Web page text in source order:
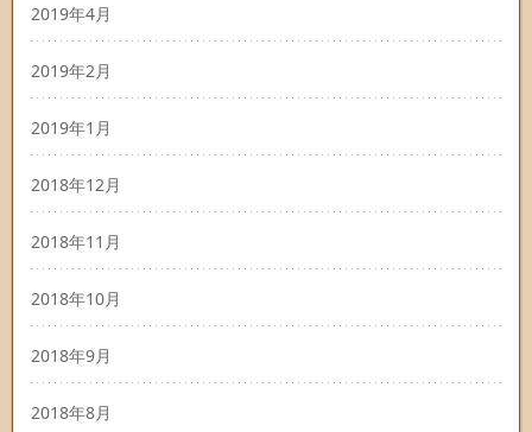
2019年4月
2019年2月
2019年1月
2018年12月
2018年11月
2018年10月
2018年9月
2018年8月